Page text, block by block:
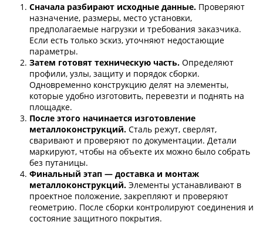
Сначала разбирают исходные данные. Проверяют
назначение, размеры, место установки,
предполагаемые нагрузки и требования заказчика.
Если есть только эскиз, уточняют недостающие
параметры.
Затем готовят техническую часть. Определяют
профили, узлы, защиту и порядок сборки.
Одновременно конструкцию делят на элементы,
которые удобно изготовить, перевезти и поднять на
площадке.
После этого начинается изготовление
металлоконструкций. Сталь режут, сверлят,
сваривают и проверяют по документации. Детали
маркируют, чтобы на объекте их можно было собрать
без путаницы.
Финальный этап — доставка и монтаж
металлоконструкций. Элементы устанавливают в
проектное положение, закрепляют и проверяют
геометрию. После сборки контролируют соединения и
состояние защитного покрытия.